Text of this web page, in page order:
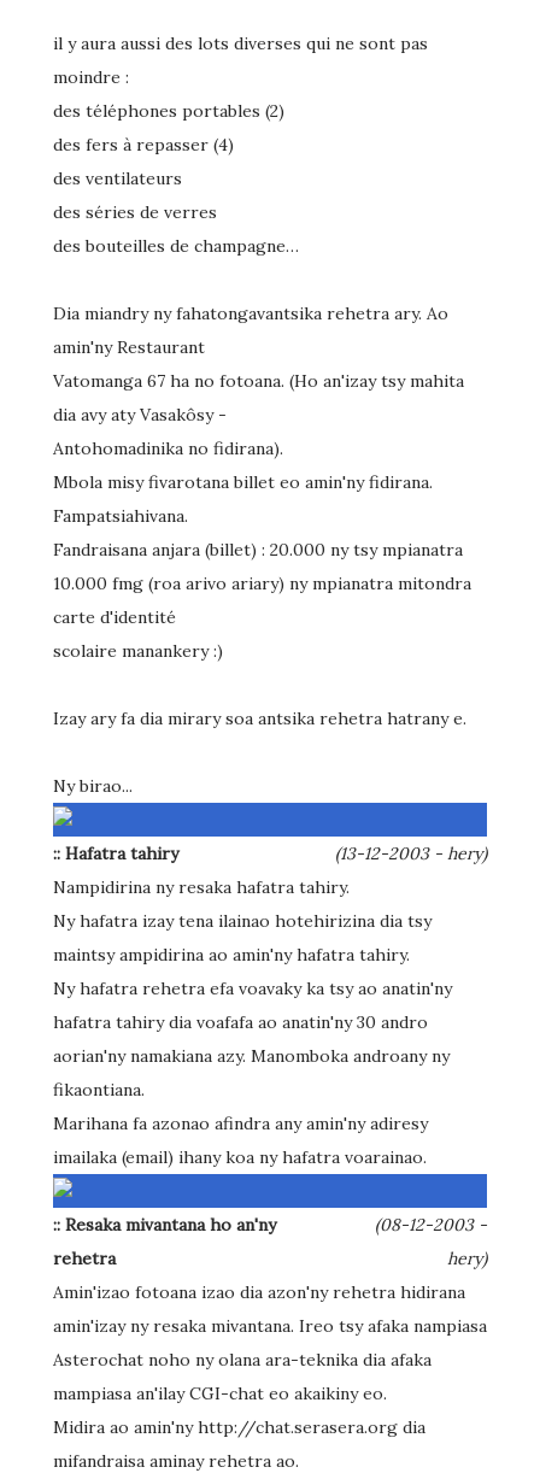
il y aura aussi des lots diverses qui ne sont pas
moindre :
des téléphones portables (2)
des fers à repasser (4)
des ventilateurs
des séries de verres
des bouteilles de champagne…
Dia miandry ny fahatongavantsika rehetra ary. Ao
amin'ny Restaurant
Vatomanga 67 ha no fotoana. (Ho an'izay tsy mahita
dia avy aty Vasakôsy -
Antohomadinika no fidirana).
Mbola misy fivarotana billet eo amin'ny fidirana.
Fampatsiahivana.
Fandraisana anjara (billet) : 20.000 ny tsy mpianatra
10.000 fmg (roa arivo ariary) ny mpianatra mitondra
carte d'identité
scolaire manankery :)
Izay ary fa dia mirary soa antsika rehetra hatrany e.
Ny birao...
:: Hafatra tahiry
(13-12-2003 - hery)
Nampidirina ny resaka hafatra tahiry.
Ny hafatra izay tena ilainao hotehirizina dia tsy
maintsy ampidirina ao amin'ny hafatra tahiry.
Ny hafatra rehetra efa voavaky ka tsy ao anatin'ny
hafatra tahiry dia voafafa ao anatin'ny 30 andro
aorian'ny namakiana azy. Manomboka androany ny
fikaontiana.
Marihana fa azonao afindra any amin'ny adiresy
imailaka (email) ihany koa ny hafatra voarainao.
:: Resaka mivantana ho an'ny
rehetra
(08-12-2003 -
hery)
Amin'izao fotoana izao dia azon'ny rehetra hidirana
amin'izay ny resaka mivantana. Ireo tsy afaka nampiasa
Asterochat noho ny olana ara-teknika dia afaka
mampiasa an'ilay CGI-chat eo akaikiny eo.
Midira ao amin'ny http://chat.serasera.org dia
mifandraisa aminay rehetra ao.